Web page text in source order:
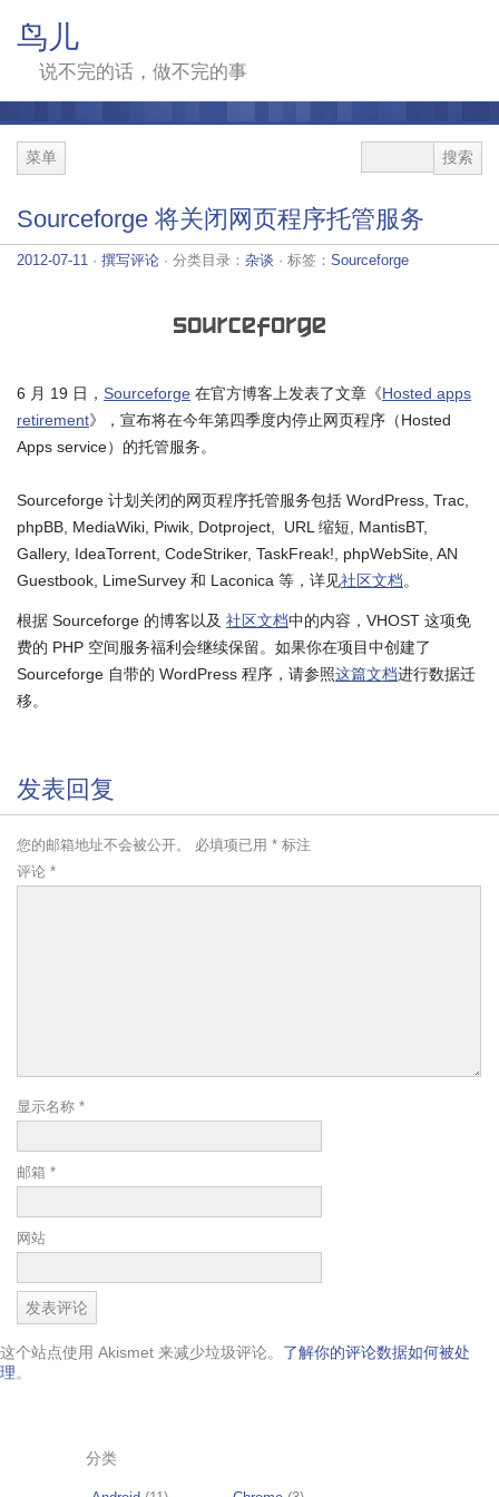
鸟儿
说不完的话，做不完的事
菜单
Sourceforge 将关闭网页程序托管服务
2012-07-11 · 撰写评论 · 分类目录： 杂谈 · 标签： Sourceforge
6 月 19 日， Sourceforge 在官方博客上发表了文章《Hosted apps
retirement》，宣布将在今年第四季度内停止网页程序（Hosted
Apps service）的托管服务。
Sourceforge 计划关闭的网页程序托管服务包括 WordPress, Trac,
phpBB, MediaWiki, Piwik, Dotproject, URL 缩短, MantisBT,
Gallery, IdeaTorrent, CodeStriker, TaskFreak!, phpWebSite, AN
Guestbook, LimeSurvey 和 Laconica 等，详见社区文档。
根据 Sourceforge 的博客以及 社区文档中的内容，VHOST 这项免
费的 PHP 空间服务福利会继续保留。如果你在项目中创建了
Sourceforge 自带的 WordPress 程序，请参照这篇文档进行数据迁
移。
发表回复
您的邮箱地址不会被公开。 必填项已用 * 标注
评论 *
显示名称 *
邮箱 *
网站
这个站点使用 Akismet 来减少垃圾评论。 了解你的评论数据如何被处
理。
分类